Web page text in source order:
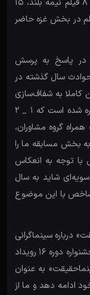
حضور در جشنواره انتخاب شدند. ۱۵ فیلم بلند، ۸ فیلم نیمه بلند، ۱۵
۴ فیلم پرتره، ۱۰ نمایش ویژه و ۵ فیلم در بخش غزه حاضر
پاسخ به پرسش
حوادث سال گذشته در
به شفاف‌سازی
اعتقاد دارم. ۶۴۰ اثر متقاضی حضور در جشنواره شده است که ۱ _ ۲
همراه گروه مشاوران،
بخش مسابقه ما را
با توجه به انعکاس
شاید به سال
شاخص با این موضوع
درباره سینماگرانی
که سال گذشته بیانیه امضا کردند، مطرح کرد: جشنواره دوره ۱۶ رویداد
به عنوان
ادامه دهد و ما از